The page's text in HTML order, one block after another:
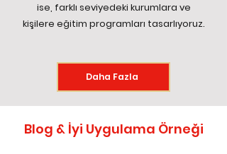
ise, farklı seviyedeki kurumlara ve
kişilere eğitim programları tasarlıyoruz.
Daha Fazla
Blog & İyi Uygulama Örneği